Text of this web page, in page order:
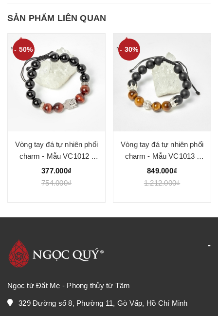
SẢN PHẨM LIÊN QUAN
- 50%
Vòng tay đá tự nhiên phối
charm - Mẫu VC1012 -
Ngọc Quý
377.000₫
754.000₫
- 30%
Vòng tay đá tự nhiên phối
charm - Mẫu VC1013 -
Ngọc Quý
849.000₫
1.212.000₫
Ngọc từ Đất Mẹ - Phong thủy từ Tâm
329 Đường số 8, Phường 11, Gò Vấp, Hồ Chí Minh